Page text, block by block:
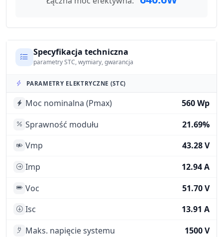
Specyfikacja techniczna
parametry STC, wymiary, gwarancja
PARAMETRY ELEKTRYCZNE (STC)
Moc nominalna (Pmax)
560 Wp
Sprawność modułu
21.69%
Vmp
43.28 V
Imp
12.94 A
Voc
51.70 V
Isc
13.91 A
Maks. napięcie systemu
1500 V